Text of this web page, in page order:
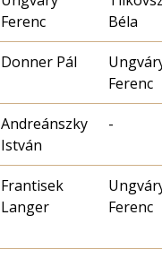
Ferenc
Béla
Donner Pál
Ferenc
Andreánszky
István
-
Frantisek
Langer
Ferenc